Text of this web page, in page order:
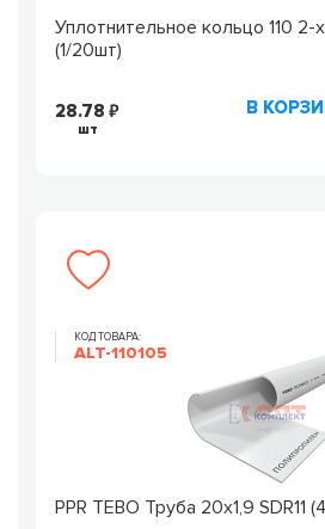
Уплотнительное кольцо 110 2-
(1/20шт)
28.78
шт
В
КОД ТОВАРА:
ALT-110105
PPR TEBO Труба 20х1,9 SDR11